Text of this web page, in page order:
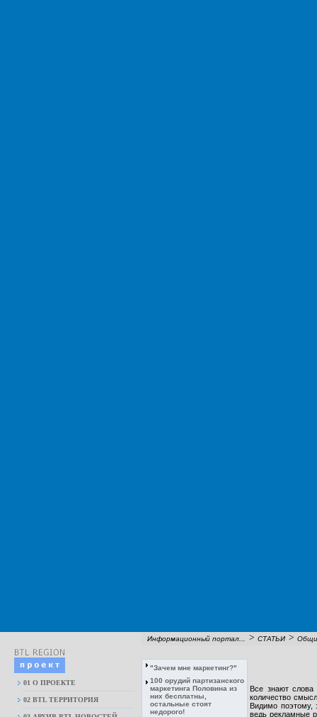
Информационный портал... > СТАТЬИ >
01 О ПРОЕКТЕ
02 BTL ТЕРРИТОРИЯ
"Зачем мне маркетинг?"
100 орудий партизанского
маркетинга Половина из
них бесплатны,
остальные стоят
недорого!
Все знают
количество
Видимо поэтому,
ведь рекламные